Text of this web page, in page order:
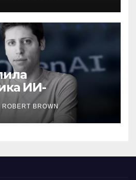
ИИ-
презентаций
ROBERT BROWN